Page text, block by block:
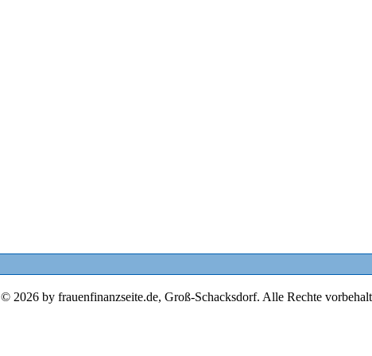
© 2026 by frauenfinanzseite.de, Groß-Schacksdorf. Alle Rechte